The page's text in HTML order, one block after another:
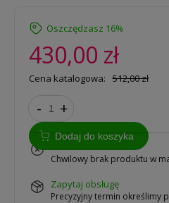
Oszczędzasz 16%
430,00 zł
Cena katalogowa: 512,00 zł
- +
Dodaj do koszyka
Chwilowy brak produktu w
zapytaj obsługę
Precyzyjny termin określimy